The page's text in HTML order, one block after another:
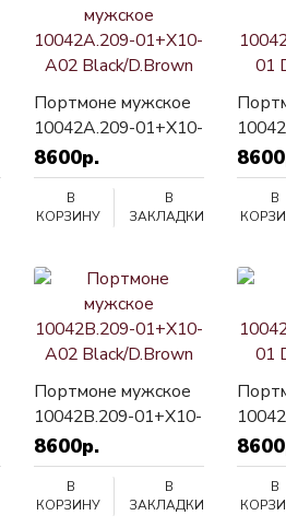
Портмоне мужское
10042A.209-01+X10-
A02 Black/D.Brown
8600р.
В
КОРЗИНУ
В
ЗАКЛАДКИ
01
В
Портмоне мужское
10042B.209-01+X10-
A02 Black/D.Brown
8600р.
В
КОРЗИНУ
В
ЗАКЛАДКИ
01
В